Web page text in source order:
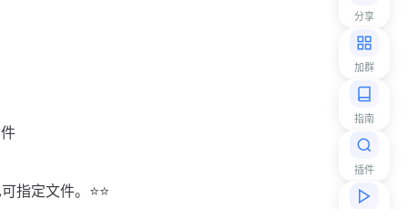
分享
加群
指南
插件
指定文件。⭐️⭐️